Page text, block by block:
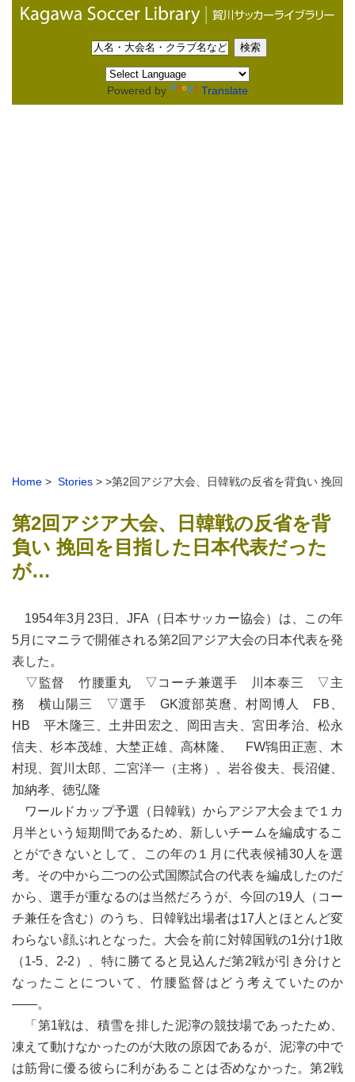
Powered by Translate
Home > Stories > >第2回アジア大会、日韓戦の反省を背負い 挽回
第2回アジア大会、日韓戦の反省を背
負い 挽回を目指した日本代表だった
が…
1954年3月23日、JFA（日本サッカー協会）は、この年
5月にマニラで開催される第2回アジア大会の日本代表を発
表した。
▽監督 竹腰重丸 ▽コーチ兼選手 川本泰三 ▽主
務 横山陽三 ▽選手 GK渡部英麿、村岡博人 FB、
HB 平木隆三、土井田宏之、岡田吉夫、宮田孝治、松永
信夫、杉本茂雄、大埜正雄、高林隆、 FW鴇田正憲、木
村現、賀川太郎、二宮洋一（主将）、岩谷俊夫、長沼健、
加納孝、徳弘隆
ワールドカップ予選（日韓戦）からアジア大会まで１カ
月半という短期間であるため、新しいチームを編成するこ
とができないとして、この年の１月に代表候補30人を選
考。その中から二つの公式国際試合の代表を編成したのだ
から、選手が重なるのは当然だろうが、今回の19人（コー
チ兼任を含む）のうち、日韓戦出場者は17人とほとんど変
わらない顔ぶれとなった。大会を前に対韓国戦の1分け1敗
（1-5、2-2）、特に勝てると見込んだ第2戦が引き分けと
なったことについて、竹腰監督はどう考えていたのか
――。
「第1戦は、積雪を排した泥濘の競技場であったため、
凍えて動けなかったのが大敗の原因であるが、泥濘の中で
は筋骨に優る彼らに利があることは否めなかった。第2戦